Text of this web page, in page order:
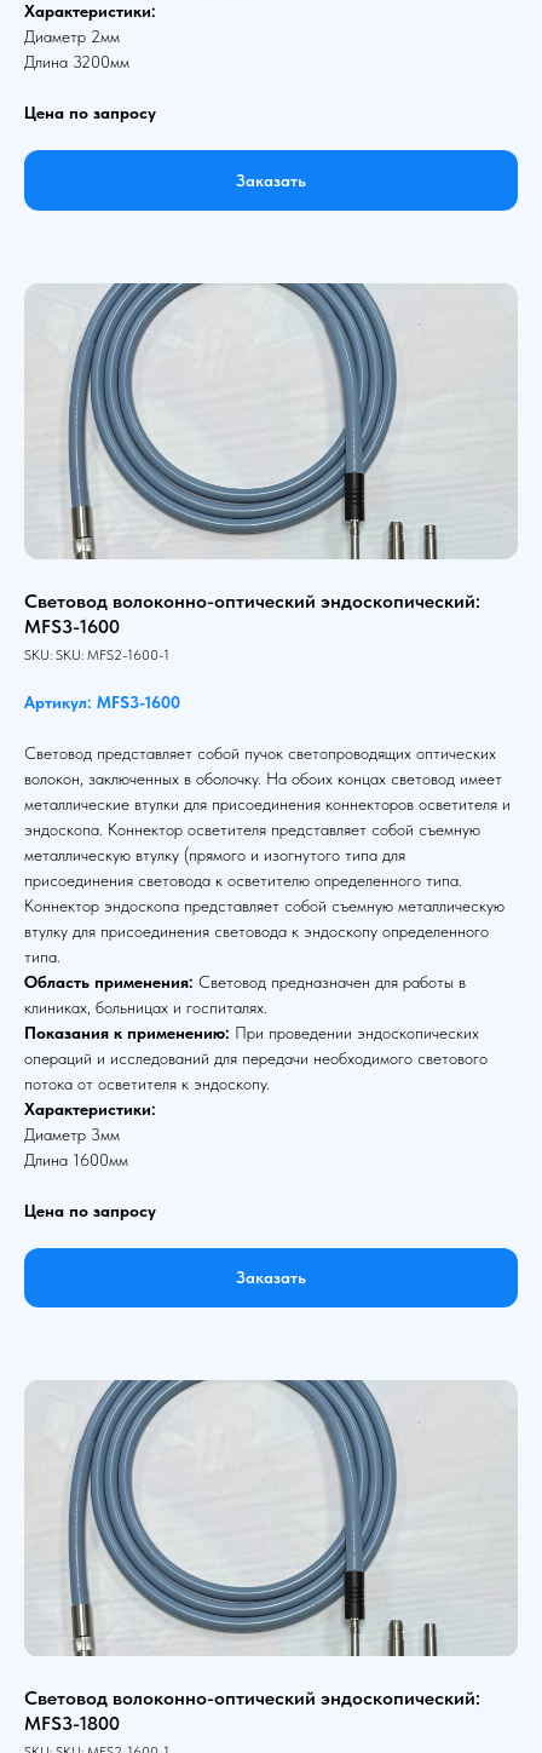
Характеристики:
Диаметр 2мм
Длина 3200мм
Цена по запросу
Заказать
Световод волоконно-оптический эндоскопический:
MFS3-1600
SKU: SKU: MFS2-1600-1
Артикул: MFS3-1600
Световод представляет собой пучок светопроводящих оптических
волокон, заключенных в оболочку. На обоих концах световод имеет
металлические втулки для присоединения коннекторов осветителя и
эндоскопа. Коннектор осветителя представляет собой съемную
металлическую втулку (прямого и изогнутого типа для
присоединения световода к осветителю определенного типа.
Коннектор эндоскопа представляет собой съемную металлическую
втулку для присоединения световода к эндоскопу определенного
типа.
Область применения: Световод предназначен для работы в
клиниках, больницах и госпиталях.
Показания к применению: При проведении эндоскопических
операций и исследований для передачи необходимого светового
потока от осветителя к эндоскопу.
Характеристики:
Диаметр 3мм
Длина 1600мм
Цена по запросу
Заказать
Световод волоконно-оптический эндоскопический:
MFS3-1800